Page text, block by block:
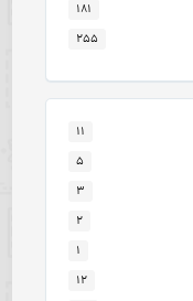
۱۸۱
۲۵۵
۱۱
۵
۳
۲
۱
۱۲